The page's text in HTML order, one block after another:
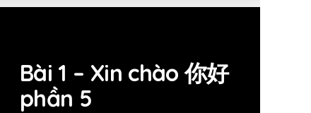
Bài 1 – Xin chào 你好
phần 5